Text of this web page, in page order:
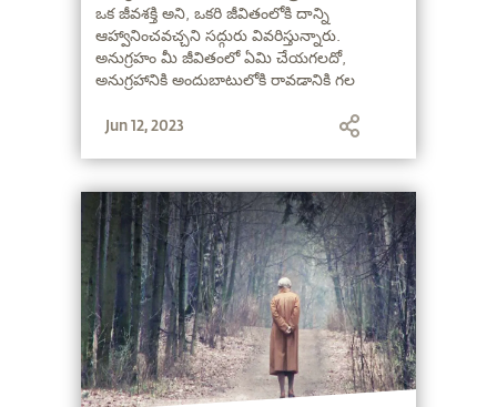
ఒక జీవశక్తి అని, ఒకరి జీవితంలోకి దాన్ని
ఆహ్వానించవచ్చని సద్గురు వివరిస్తున్నారు.
అనుగ్రహం మీ జీవితంలో ఏమి చేయగలదో,
అనుగ్రహానికి అందుబాటులోకి రావడానికి గల
పంచుకుంటున్నారు.
Jun 12, 2023